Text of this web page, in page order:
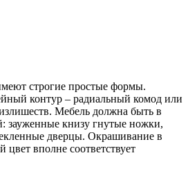
строгие простые формы.
контур – радиальный комод или
Мебель должна быть в
зауженные книзу гнутые ножки,
дверцы. Окрашивание в
вполне соответствует